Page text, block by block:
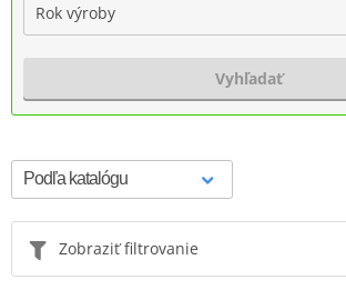
Rok výroby
Vyhľadať
Zobraziť filtrovanie